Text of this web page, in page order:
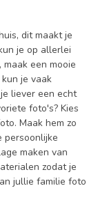
dit maakt je
je op allerlei
een mooie
je vaak
liever een echt
foto's? Kies
Maak hem zo
persoonlijke
maken van
zodat je
jullie familie foto